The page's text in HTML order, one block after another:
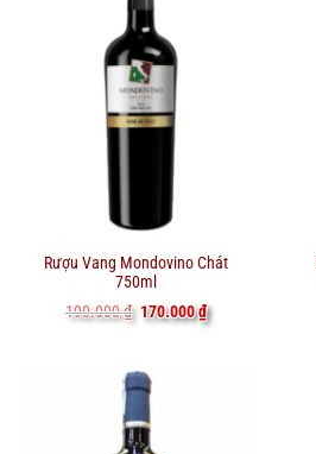
Rượu Vang Mondovino Chát
750ml
190.000₫ Giá
gốc
170.000₫Giá
hiện